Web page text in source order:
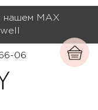
нашем МАХ
06